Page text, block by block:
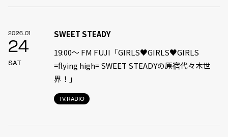
2026.01
24
SAT
TV.RADIO
SWEET STEADY
19:00〜 FM FUJI「GIRLS♥GIRLS♥GIRLS
=flying high= SWEET STEADYの原宿代々木世
界！」